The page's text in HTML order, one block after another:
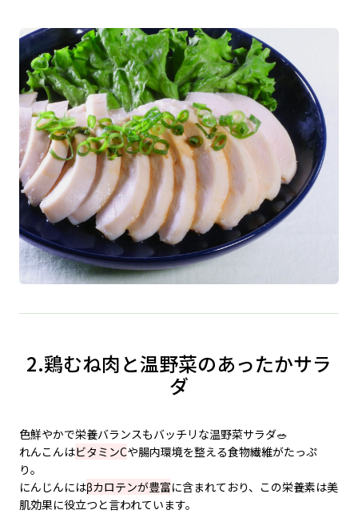
2.鶏むね肉と温野菜のあったかサラ
ダ
色鮮やかで栄養バランスもバッチリな温野菜サラダ🥗
れんこんはビタミンCや腸内環境を整える食物繊維がたっぷ
り。
にんじんにはβカロテンが豊富に含まれており、この栄養素は美
肌効果に役立つと言われています。